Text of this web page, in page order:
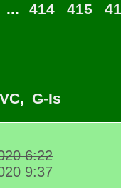
... 414 415
VC, G-Is
6:22
9:37